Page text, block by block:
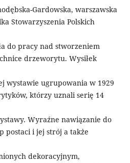
Gardowska, warszawska
Stowarzyszenia Polskich
do pracy nad stworzeniem
drzeworytu. Wysiłek
wystawie ugrupowania w 1929
którzy uznali serię 14
Wyraźne nawiązanie do
postaci i jej strój a także
dekoracyjnym,